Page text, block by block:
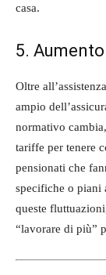
casa.
5.
Oltre
ampio
normativo
tariffe per tenere
pensionati che
specifiche o piani
queste
“lavorare di più”